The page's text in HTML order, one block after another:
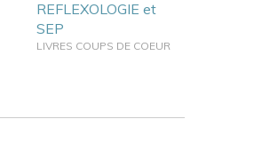
REFLEXOLOGIE et
SEP
LIVRES COUPS DE COEUR